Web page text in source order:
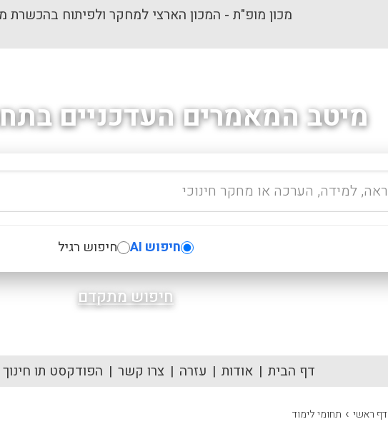
מכון מופ"ת - המכון הארצי למחקר ולפיתוח בהכשרת
מיטב המאמרים העדכניים
חיפוש AI חיפוש רגיל
חיפוש מתקדם
דף הבית אודות עזרה צרו קשר הפודקסט תו חינוך
דף ראשי › תחומי לימוד